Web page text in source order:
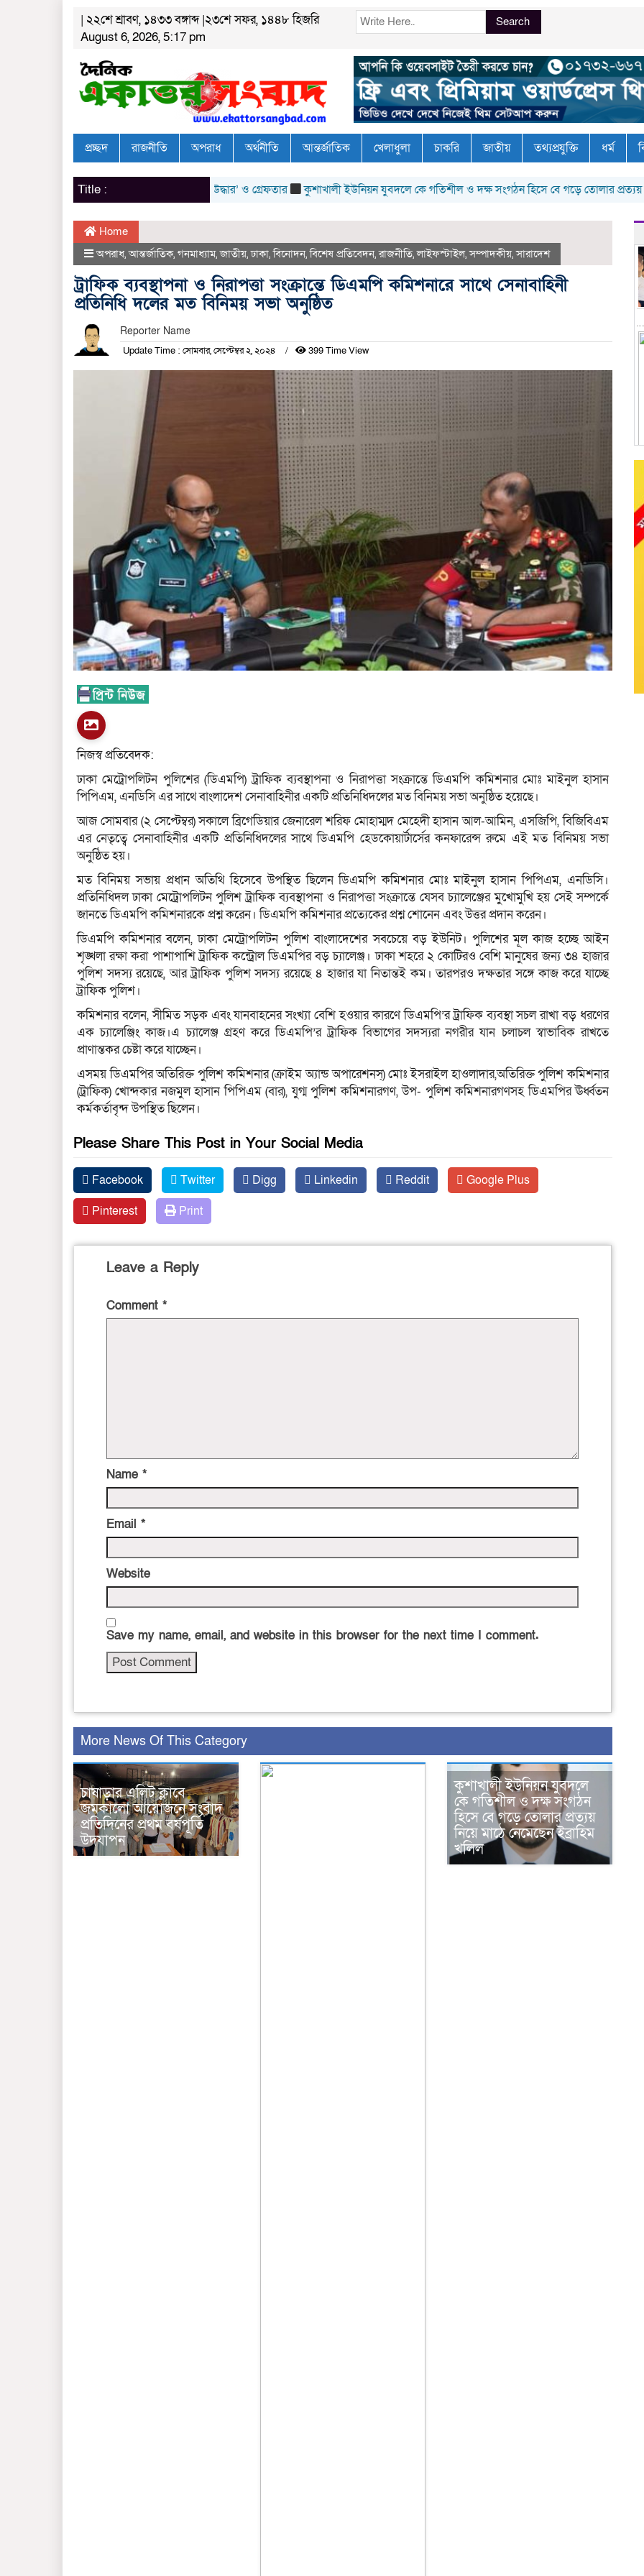
| ২২শে শ্রাবণ, ১৪৩৩ বঙ্গাব্দ |২৩শে সফর, ১৪৪৮ হিজরি
August 6, 2026, 5:17 pm
Search
প্রচ্ছদ রাজনীতি অপরাধ অর্থনীতি আন্তর্জাতিক খেলাধুলা চাকরি জাতীয় তথ্যপ্রযুক্তি ধর্ম
Title :
স্থানে তল্লাশি, মাদক সেবনের সরঞ্জাম উদ্ধার’ ও গ্রেফতার কুশাখালী ইউনিয়ন যুবদলে কে গতিশীল ও দক্ষ সংগঠন হিসে বে গড়ে তোলার প্রত্যয় নিয়ে
Home
অপরাধ,আন্তর্জাতিক, গনমাধ্যাম,জাতীয়,ঢাকা,বিনোদন,বিশেষ প্রতিবেদন,রাজনীতি,লাইফস্টাইল,সম্পাদকীয়,সারাদেশ
ট্রাফিক ব্যবস্থাপনা ও নিরাপত্তা সংক্রান্তে ডিএমপি কমিশনারে সাথে সেনাবাহিনী
প্রতিনিধি দলের মত বিনিময় সভা অনুষ্ঠিত
Reporter Name
Update Time : সোমবার, সেপ্টেম্বর ২, ২০২৪ 399 Time View
নিজস্ব প্রতিবেদক:
ঢাকা মেট্রোপলিটন পুলিশের (ডিএমপি) ট্রাফিক ব্যবস্থাপনা ও নিরাপত্তা সংক্রান্তে ডিএমপি কমিশনার মোঃ মাইনুল হাসান
পিপিএম, এনডিসি এর সাথে বাংলাদেশ সেনাবাহিনীর একটি প্রতিনিধিদলের মত বিনিময় সভা অনুষ্ঠিত হয়েছে।
আজ সোমবার (২ সেপ্টেম্বর) সকালে ব্রিগেডিয়ার জেনারেল শরিফ মোহাম্মদ মেহেদী হাসান আল-আমিন, এসজিপি, বিজিবিএম
এর নেতৃত্বে সেনাবাহিনীর একটি প্রতিনিধিদলের সাথে ডিএমপি হেডকোয়ার্টার্সের কনফারেন্স রুমে এই মত বিনিময় সভা
অনুষ্ঠিত হয়।
মত বিনিময় সভায় প্রধান অতিথি হিসেবে উপস্থিত ছিলেন ডিএমপি কমিশনার মোঃ মাইনুল হাসান পিপিএম, এনডিসি।
প্রতিনিধিদল ঢাকা মেট্রোপলিটন পুলিশ ট্রাফিক ব্যবস্থাপনা ও নিরাপত্তা সংক্রান্তে যেসব চ্যালেঞ্জের মুখোমুখি হয় সেই সম্পর্কে
জানতে ডিএমপি কমিশনারকে প্রশ্ন করেন। ডিএমপি কমিশনার প্রত্যেকের প্রশ্ন শোনেন এবং উত্তর প্রদান করেন।
ডিএমপি কমিশনার বলেন, ঢাকা মেট্রোপলিটন পুলিশ বাংলাদেশের সবচেয়ে বড় ইউনিট। পুলিশের মূল কাজ হচ্ছে আইন
শৃঙ্খলা রক্ষা করা পাশাপাশি ট্রাফিক কন্ট্রোল ডিএমপির বড় চ্যালেঞ্জ। ঢাকা শহরে ২ কোটিরও বেশি মানুষের জন্য ৩৪ হাজার
পুলিশ সদস্য রয়েছে, আর ট্রাফিক পুলিশ সদস্য রয়েছে ৪ হাজার যা নিতান্তই কম। তারপরও দক্ষতার সঙ্গে কাজ করে যাচ্ছে
ট্রাফিক পুলিশ।
কমিশনার বলেন, সীমিত সড়ক এবং যানবাহনের সংখ্যা বেশি হওয়ার কারণে ডিএমপি’র ট্রাফিক ব্যবস্থা সচল রাখা বড় ধরণের
এক চ্যালেঞ্জিং কাজ।এ চ্যালেঞ্জ গ্রহণ করে ডিএমপি’র ট্রাফিক বিভাগের সদস্যরা নগরীর যান চলাচল স্বাভাবিক রাখতে
প্রাণান্তকর চেষ্টা করে যাচ্ছেন।
এসময় ডিএমপির অতিরিক্ত পুলিশ কমিশনার (ক্রাইম অ্যান্ড অপারেশনস্) মোঃ ইসরাইল হাওলাদার,অতিরিক্ত পুলিশ কমিশনার
(ট্রাফিক) খোন্দকার নজমুল হাসান পিপিএম (বার), যুগ্ম পুলিশ কমিশনারগণ, উপ- পুলিশ কমিশনারগণসহ ডিএমপির ঊর্ধ্বতন
কর্মকর্তাবৃন্দ উপস্থিত ছিলেন।
Please Share This Post in Your Social Media
Facebook Twitter Digg Linkedin Reddit
Google Plus
Pinterest
Print
Leave a Reply
Comment *
Name *
Email *
Website
Save my name, email, and website in this browser for the next time I comment.
More News Of This Category
চাষাড়ার এলিট ক্লাবে
জমকালো আয়োজনে সংবাদ
প্রতিদিনের প্রথম বর্ষপূর্তি
উদযাপন
কুশাখালী ইউনিয়ন যুবদলে
কে গতিশীল ও দক্ষ সংগঠন
হিসে বে গড়ে তোলার প্রত্যয়
নিয়ে মাঠে নেমেছেন ইব্রাহিম
খলিল